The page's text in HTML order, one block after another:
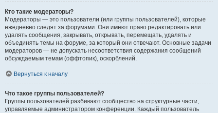
Кто такие модераторы?
Модераторы — это пользователи (или группы пользователей), которые
ежедневно следят за форумами. Они имеют право редактировать или
удалять сообщения, закрывать, открывать, перемещать, удалять и
объединять темы на форуме, за который они отвечают. Основные задачи
модераторов — не допускать несоответствия содержания сообщений
обсуждаемым темам (оффтопик), оскорблений.
Вернуться к началу
Что такое группы пользователей?
Группы пользователей разбивают сообщество на структурные части,
управляемые администратором конференции. Каждый пользователь